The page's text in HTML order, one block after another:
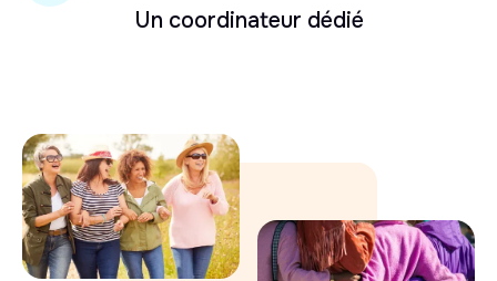
Un coordinateur dédié